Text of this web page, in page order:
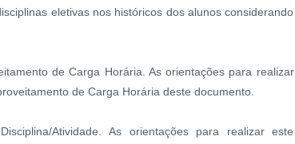
eletivas nos históricos dos alunos considerando
de Carga Horária. As orientações para realizar
de Carga Horária deste documento.
Atividade. As orientações para realizar este